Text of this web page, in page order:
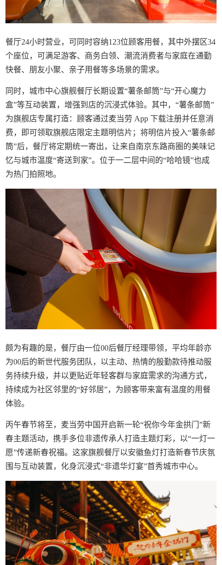
餐厅24小时营业，可同时容纳123位顾客用餐，其中外摆区34
个座位，可满足游客、商务白领、潮流消费者与家庭在通勤
快餐、朋友小聚、亲子用餐等多场景的需求。
同时，城市中心旗舰餐厅长期设置“薯条邮筒”与“开心魔力
盒”等互动装置，增强到店的沉浸式体验。其中，“薯条邮筒”
为旗舰店专属打造：顾客通过麦当劳 App 下载注册并任意消
费，即可领取旗舰店限定主题明信片；将明信片投入“薯条邮
筒”后，餐厅将定期统一寄出，让来自南京东路商圈的美味记
忆与城市温度“寄送到家”。位于一二层中间的“哈哈镜”也成
为热门拍照地。
颇为有趣的是，餐厅由一位00后餐厅经理带领，平均年龄亦
为00后的新世代服务团队，以主动、热情的殷勤款待推动服
务持续升级，并以更贴近年轻客群与家庭需求的沟通方式，
持续成为社区邻里的“好邻居”，为顾客带来富有温度的用餐
体验。
丙午春节将至，麦当劳中国开启新一轮“祝你今年金拱门”新
春主题活动，携手多位非遗传承人打造主题灯彩，以“一灯一
愿”传递新春祝福。这家旗舰餐厅以安徽鱼灯打造新春节庆氛
围与互动装置，化身沉浸式“非遗华灯宴”首秀城市中心。